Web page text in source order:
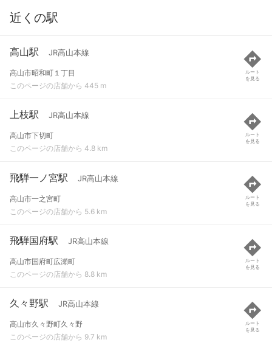
近くの駅
高山駅 JR高山本線
高山市昭和町１丁目
このページの店舗から 445 m
ルート
を見る
上枝駅 JR高山本線
高山市下切町
このページの店舗から 4.8 km
ルート
を見る
飛騨一ノ宮駅 JR高山本線
高山市一之宮町
このページの店舗から 5.6 km
ルート
を見る
飛騨国府駅 JR高山本線
高山市国府町広瀬町
このページの店舗から 8.8 km
ルート
を見る
久々野駅 JR高山本線
高山市久々野町久々野
このページの店舗から 9.7 km
ルート
を見る